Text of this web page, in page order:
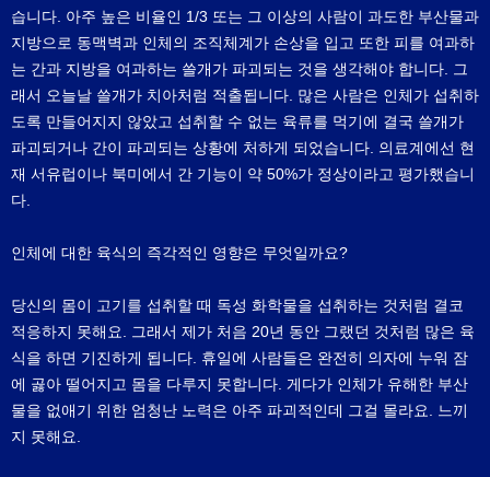
습니다. 아주 높은 비율인 1/3 또는 그 이상의 사람이 과도한 부산물과
지방으로 동맥벽과 인체의 조직체계가 손상을 입고 또한 피를 여과하
는 간과 지방을 여과하는 쓸개가 파괴되는 것을 생각해야 합니다. 그
래서 오늘날 쓸개가 치아처럼 적출됩니다. 많은 사람은 인체가 섭취하
도록 만들어지지 않았고 섭취할 수 없는 육류를 먹기에 결국 쓸개가
파괴되거나 간이 파괴되는 상황에 처하게 되었습니다. 의료계에선 현
재 서유럽이나 북미에서 간 기능이 약 50%가 정상이라고 평가했습니
다.
인체에 대한 육식의 즉각적인 영향은 무엇일까요?
당신의 몸이 고기를 섭취할 때 독성 화학물을 섭취하는 것처럼 결코
적응하지 못해요. 그래서 제가 처음 20년 동안 그랬던 것처럼 많은 육
식을 하면 기진하게 됩니다. 휴일에 사람들은 완전히 의자에 누워 잠
에 곯아 떨어지고 몸을 다루지 못합니다. 게다가 인체가 유해한 부산
물을 없애기 위한 엄청난 노력은 아주 파괴적인데 그걸 몰라요. 느끼
지 못해요.